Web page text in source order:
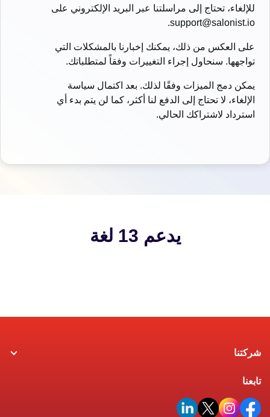
للإلغاء، تحتاج إلى مراسلتنا عبر البريد الإلكتروني على
support@salonist.io.
على العكس من ذلك، يمكنك إخبارنا بالمشكلات التي
تواجهها. سنحاول إجراء التغييرات وفقاً لمتطلباتك.
يمكن دمج الميزات وفقًا لذلك. بعد اكتمال سياسة
الإلغاء، لا تحتاج إلى الدفع لنا أكثر، كما لن يتم بدء أي
استرداد لاشتراكك الحالي.
يدعم 13 لغة
شركتنا
تابعنا